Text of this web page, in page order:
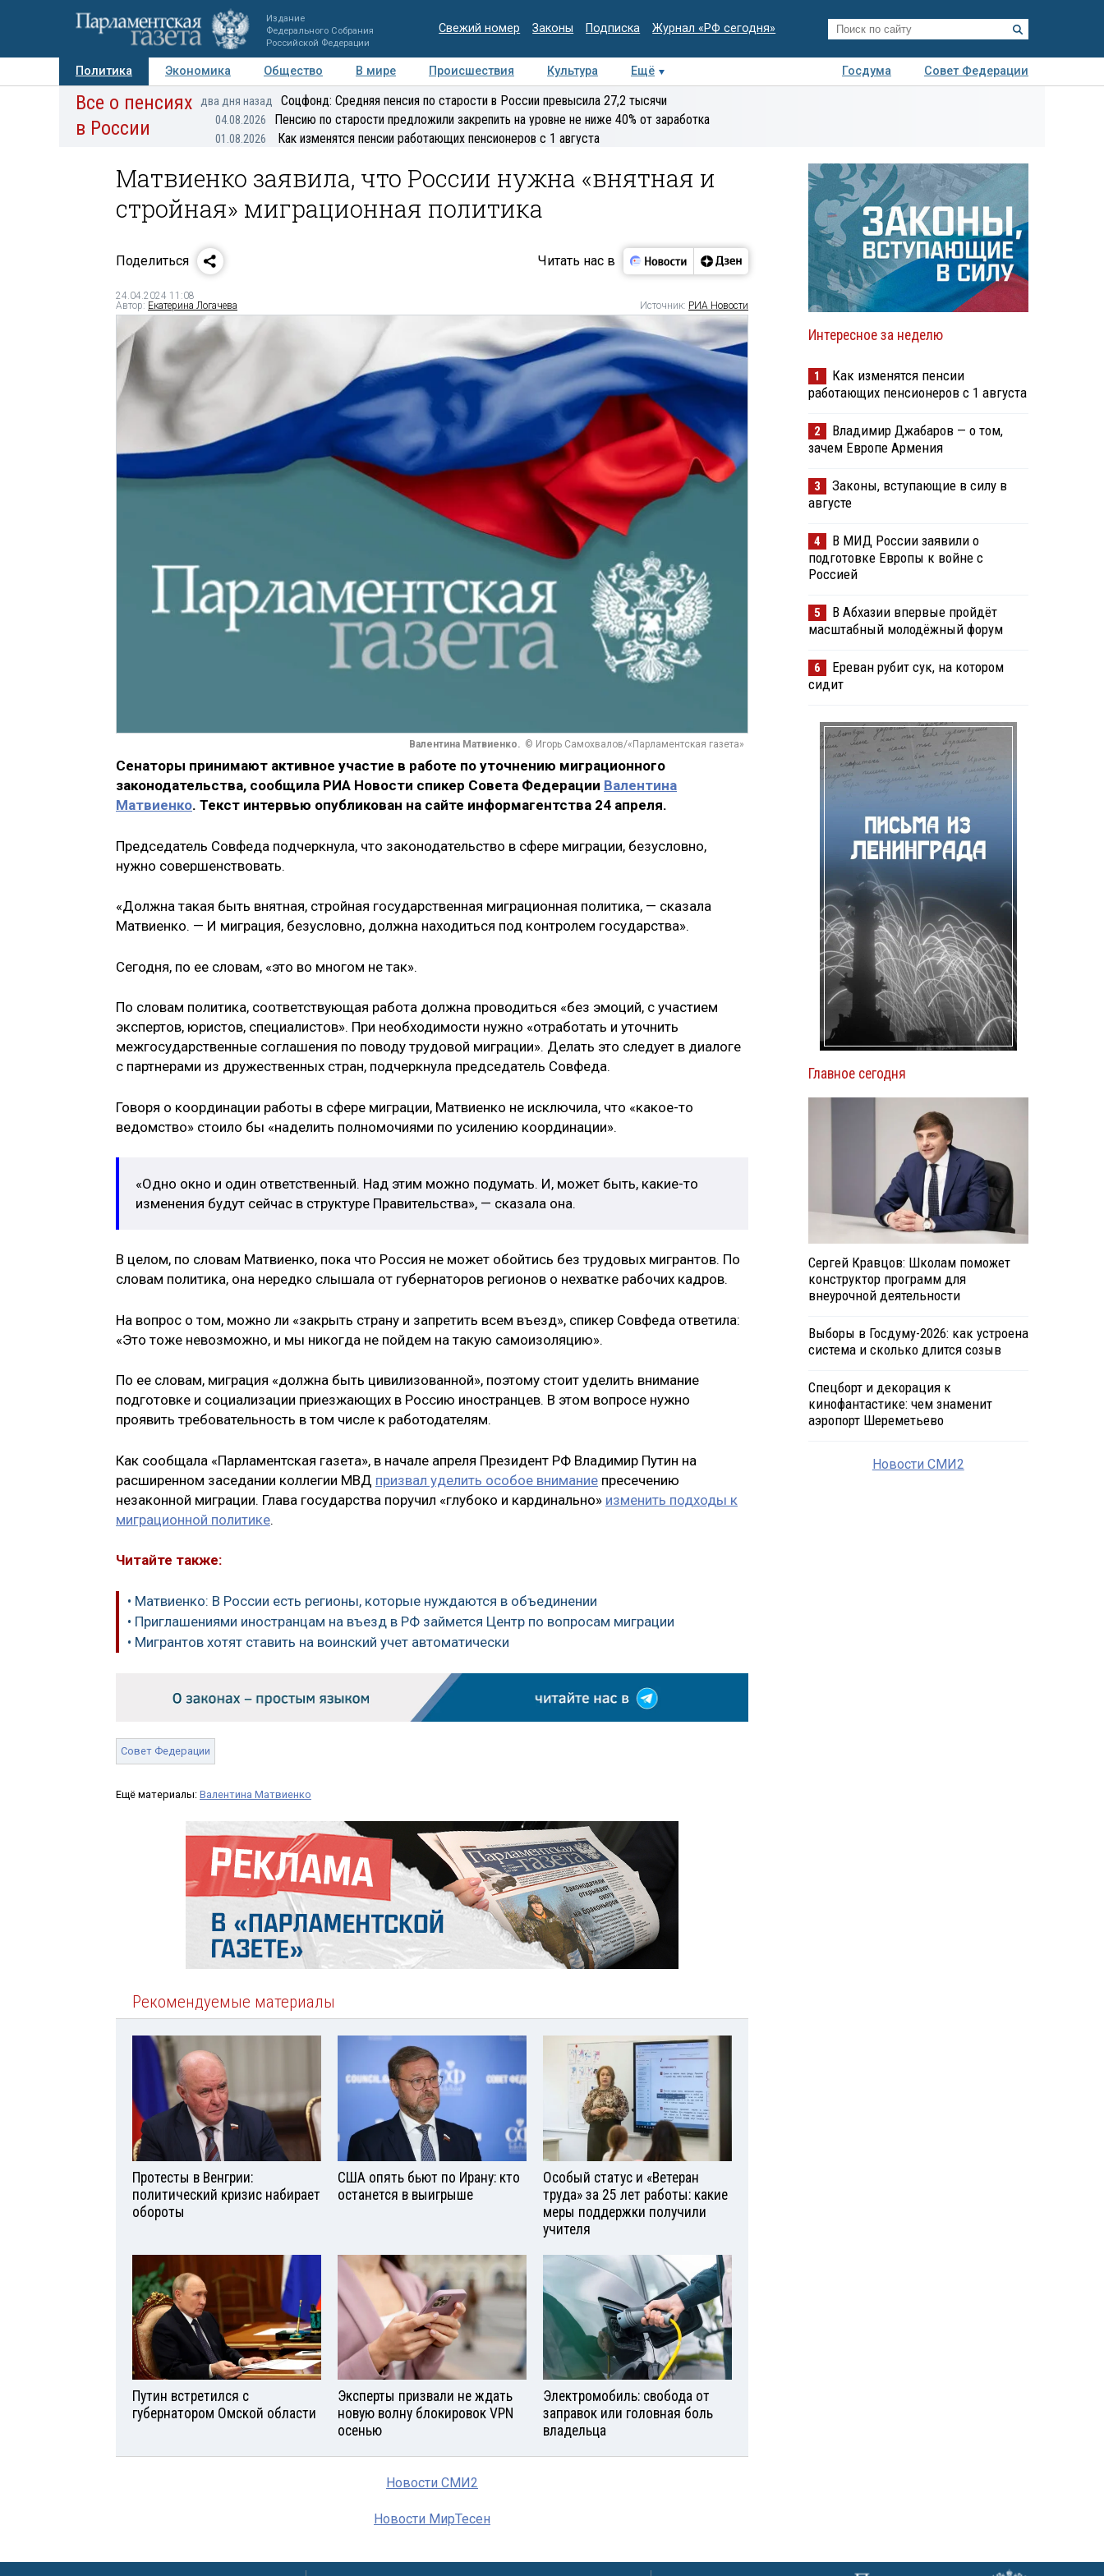
Издание
Федерального Собрания
Российской Федерации
Свежий номер Законы Подписка Журнал «РФ сегодня»
Политика Экономика Общество В мире Происшествия Культура Ещё Госдума
Совет Федерации
Авторы Персоны Мнения Регионы Медиацентр Интервью Колумнисты
Все о пенсиях
в России
два дня назад Соцфонд: Средняя пенсия по старости в России превысила 27,2 тысячи
04.08.2026 Пенсию по старости предложили закрепить на уровне не ниже 40% от заработка
01.08.2026 Как изменятся пенсии работающих пенсионеров с 1 августа
Матвиенко заявила, что России нужна «внятная и
стройная» миграционная политика
Поделиться Читать нас в
24.04.2024 11:08
Автор: Екатерина Логачева Источник: РИА Новости
Валентина Матвиенко. © Игорь Самохвалов/«Парламентская газета»
Сенаторы принимают активное участие в работе по уточнению миграционного
законодательства, сообщила РИА Новости спикер Совета Федерации Валентина
Матвиенко. Текст интервью опубликован на сайте информагентства 24 апреля.
Председатель Совфеда подчеркнула, что законодательство в сфере миграции, безусловно,
нужно совершенствовать.
«Должна такая быть внятная, стройная государственная миграционная политика, — сказала
Матвиенко. — И миграция, безусловно, должна находиться под контролем государства».
Сегодня, по ее словам, «это во многом не так».
По словам политика, соответствующая работа должна проводиться «без эмоций, с участием
экспертов, юристов, специалистов». При необходимости нужно «отработать и уточнить
межгосударственные соглашения по поводу трудовой миграции». Делать это следует в диалоге
с партнерами из дружественных стран, подчеркнула председатель Совфеда.
Говоря о координации работы в сфере миграции, Матвиенко не исключила, что «какое-то
ведомство» стоило бы «наделить полномочиями по усилению координации».
«Одно окно и один ответственный. Над этим можно подумать. И, может быть, какие-то
изменения будут сейчас в структуре Правительства», — сказала она.
В целом, по словам Матвиенко, пока что Россия не может обойтись без трудовых мигрантов. По
словам политика, она нередко слышала от губернаторов регионов о нехватке рабочих кадров.
На вопрос о том, можно ли «закрыть страну и запретить всем въезд», спикер Совфеда ответила:
«Это тоже невозможно, и мы никогда не пойдем на такую самоизоляцию».
По ее словам, миграция «должна быть цивилизованной», поэтому стоит уделить внимание
подготовке и социализации приезжающих в Россию иностранцев. В этом вопросе нужно
проявить требовательность в том числе к работодателям.
Как сообщала «Парламентская газета», в начале апреля Президент РФ Владимир Путин на
расширенном заседании коллегии МВД призвал уделить особое внимание пресечению
незаконной миграции. Глава государства поручил «глубоко и кардинально» изменить подходы к
миграционной политике.
Читайте также:
• Матвиенко: В России есть регионы, которые нуждаются в объединении
• Приглашениями иностранцам на въезд в РФ займется Центр по вопросам миграции
• Мигрантов хотят ставить на воинский учет автоматически
Совет Федерации
Ещё материалы: Валентина Матвиенко
Рекомендуемые материалы
Протесты в Венгрии:
политический кризис набирает
обороты
США опять бьют по Ирану: кто
останется в выигрыше
Особый статус и «Ветеран
труда» за 25 лет работы: какие
меры поддержки получили
учителя
Путин встретился с
губернатором Омской области
Эксперты призвали не ждать
новую волну блокировок VPN
осенью
Электромобиль: свобода от
заправок или головная боль
владельца
Новости СМИ2
Новости МирТесен
Интересное за неделю
1
Как изменятся пенсии
работающих пенсионеров с 1 августа
2
Владимир Джабаров — о том,
зачем Европе Армения
3
Законы, вступающие в силу в
августе
4
В МИД России заявили о
подготовке Европы к войне с
Россией
5
В Абхазии впервые пройдёт
масштабный молодёжный форум
6
Ереван рубит сук, на котором
сидит
Главное сегодня
Сергей Кравцов: Школам поможет
конструктор программ для
внеурочной деятельности
Выборы в Госдуму-2026: как устроена
система и сколько длится созыв
Спецборт и декорация к
кинофантастике: чем знаменит
аэропорт Шереметьево
Новости СМИ2